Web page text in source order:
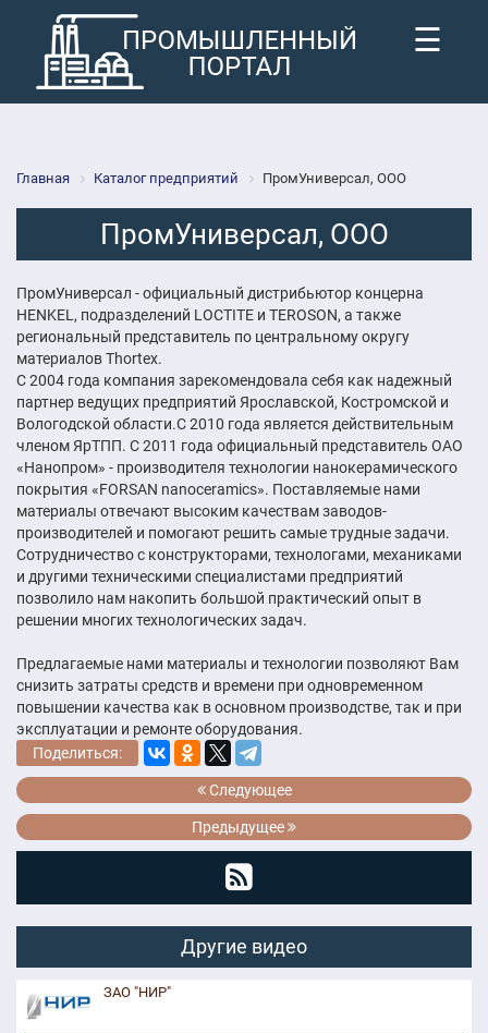
☰
Главная Каталог предприятий ПромУниверсал, ООО
ПромУниверсал, ООО
ПромУниверсал - официальный дистрибьютор концерна
HENKEL, подразделений LOCTITE и TEROSON, а также
региональный представитель по центральному округу
материалов Thortex.
С 2004 года компания зарекомендовала себя как надежный
партнер ведущих предприятий Ярославской, Костромской и
Вологодской области.C 2010 года является действительным
членом ЯрТПП. C 2011 года официальный представитель ОАО
«Нанопром» - производителя технологии нанокерамического
покрытия «FORSAN nanoceramics». Поставляемые нами
материалы отвечают высоким качествам заводов-
производителей и помогают решить самые трудные задачи.
Сотрудничество с конструкторами, технологами, механиками
и другими техническими специалистами предприятий
позволило нам накопить большой практический опыт в
решении многих технологических задач.
Предлагаемые нами материалы и технологии позволяют Вам
снизить затраты средств и времени при одновременном
повышении качества как в основном производстве, так и при
эксплуатации и ремонте оборудования.
Поделиться:
Следующее
Предыдущее
Другие видео
ЗАО "НИР"